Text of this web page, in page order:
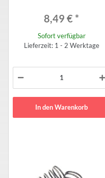
8,49 € *
Sofort verfügbar
Lieferzeit: 1 - 2 Werktage
In den Warenkorb